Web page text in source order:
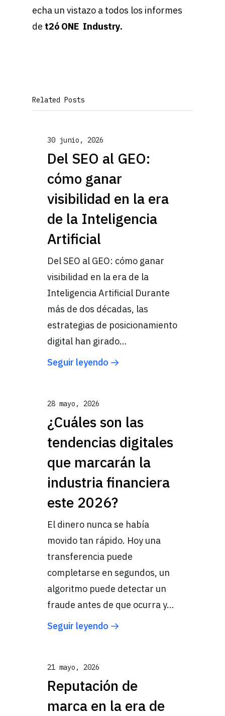
echa un vistazo a todos los informes
de t2ó ONE Industry.
Related Posts
30 junio, 2026
Del SEO al GEO:
cómo ganar
visibilidad en la era
de la Inteligencia
Artificial
Del SEO al GEO: cómo ganar
visibilidad en la era de la
Inteligencia Artificial Durante
más de dos décadas, las
estrategias de posicionamiento
digital han girado…
Seguir leyendo
28 mayo, 2026
¿Cuáles son las
tendencias digitales
que marcarán la
industria financiera
este 2026?
El dinero nunca se había
movido tan rápido. Hoy una
transferencia puede
completarse en segundos, un
algoritmo puede detectar un
fraude antes de que ocurra y…
Seguir leyendo
21 mayo, 2026
Reputación de
marca en la era de